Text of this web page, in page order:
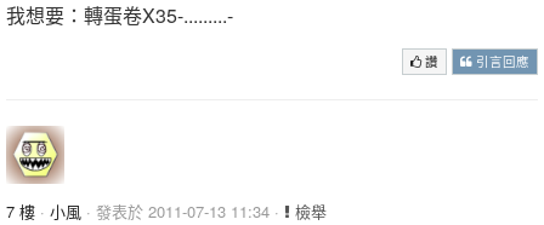
我想要：轉蛋卷X35-.........-
讚 引言回應
7 樓 · 小風 · 發表於 2011-07-13 11:34 · 檢舉